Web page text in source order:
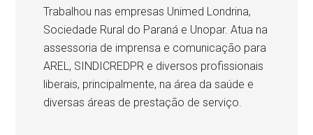
Trabalhou nas empresas Unimed Londrina,
Sociedade Rural do Paraná e Unopar. Atua na
assessoria de imprensa e comunicação para
AREL, SINDICREDPR e diversos profissionais
liberais, principalmente, na área da saúde e
diversas áreas de prestação de serviço.